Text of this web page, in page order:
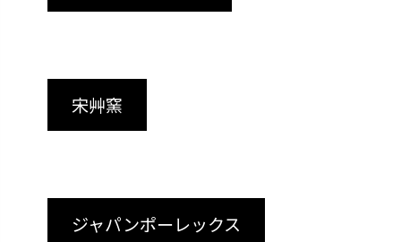
宋艸窯
ジャパンポーレックス